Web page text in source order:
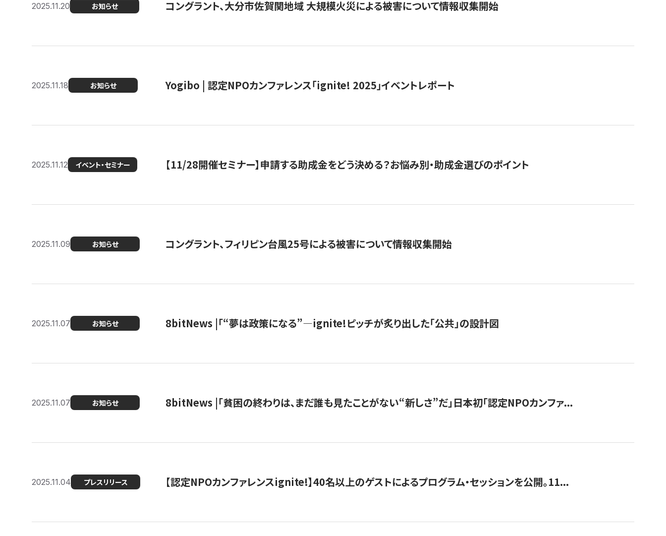
2025.11.20 お知らせ コングラント、大分市佐賀関地域 大規模火災による被害について情報収集開始
2025.11.18 お知らせ Yogibo | 認定NPOカンファレンス「ignite! 2025」イベントレポート
2025.11.12 イベント・セミナー 【11/28開催セミナー】申請する助成金をどう決める？お悩み別・助成金選びのポイント
2025.11.09 お知らせ コングラント、フィリピン台風25号による被害について情報収集開始
2025.11.07 お知らせ 8bitNews |「“夢は政策になる”—ignite!ピッチが炙り出した「公共」の設計図
2025.11.07 お知らせ 8bitNews |「貧困の終わりは、まだ誰も見たことがない“新しさ”だ」日本初「認定NPOカンファ...
2025.11.04 プレスリリース 【認定NPOカンファレンスignite!】40名以上のゲストによるプログラム・セッションを公開。11...